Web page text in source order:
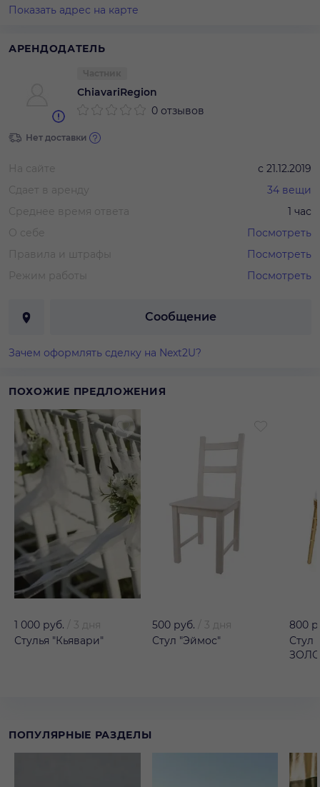
Показать адрес на карте
АРЕНДОДАТЕЛЬ
ChiavariRegion
0 отзывов
Нет доставки
На сайте с 21.12.2019
Сдает в аренду
34 вещи
Среднее время ответа
1 час
О себе
Посмотреть
Правила и штрафы
Посмотреть
Режим работы
Посмотреть
Сообщение
Зачем оформлять сделку на Next2U?
ПОХОЖИЕ ПРЕДЛОЖЕНИЯ
1 000 руб.
3 дня
Стулья "Кьявари"
500 руб.
3 дня
Стул "Эймос"
800
Стул
ПОПУЛЯРНЫЕ РАЗДЕЛЫ